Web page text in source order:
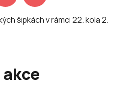
šipkách v rámci 22. kola 2.